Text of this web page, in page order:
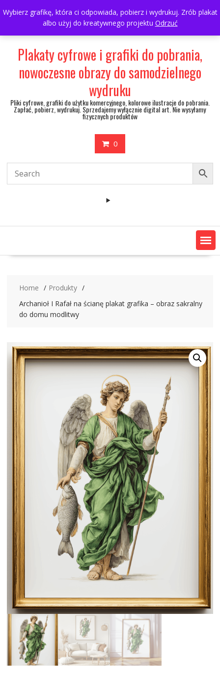
Wybierz grafikę, która ci odpowiada, pobierz i wydrukuj. Zrób plakat
albo użyj do kreatywnego projektu Odrzuć
to
697063361
walulik@gmail.com
My Account
Plakaty cyfrowe i grafiki do pobrania,
nowoczesne obrazy do samodzielnego
wydruku
Pliki cyfrowe, grafiki do użytku komercyjnego, kolorowe ilustracje do pobrania.
Zapłać, pobierz, wydrukuj. Sprzedajemy wyłącznie digital art. Nie wysyłamy
fizycznych produktów
0
Home
Produkty
Archanioł I Rafał na ścianę plakat grafika – obraz sakralny
do domu modlitwy